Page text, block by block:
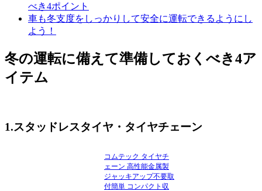
べき4ポイント
車も冬支度をしっかりして安全に運転できるようにし
よう！
冬の運転に備えて準備しておくべき4ア
イテム
1.スタッドレスタイヤ・タイヤチェーン
コムテック タイヤチ
ェーン 高性能金属製
ジャッキアップ不要取
付簡単 コンパクト収